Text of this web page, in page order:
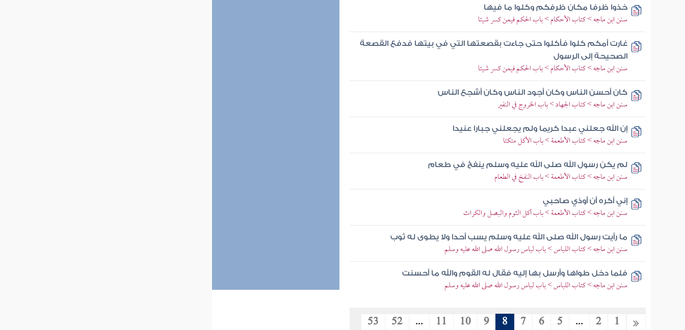
خذوا ظرفا مكان ظرفكم وكلوا ما فيها
سنن ابن ماجه > كتاب الأحكام > باب الحكم فيمن كسر شيئا
غارت أمكم كلوا فأكلوا حتى جاءت بقصعتها التي في بيتها فدفع القصعة
الصحيحة إلى الرسول
سنن ابن ماجه > كتاب الأحكام > باب الحكم فيمن كسر شيئا
كان أحسن الناس وكان أجود الناس وكان أشجع الناس
سنن ابن ماجه > كتاب الجهاد > باب الخروج في النفير
إن الله جعلني عبدا كريما ولم يجعلني جبارا عنيدا
سنن ابن ماجه > كتاب الأطعمة > باب الأكل متكئا
لم يكن رسول الله صلى الله عليه وسلم ينفخ في طعام
سنن ابن ماجه > كتاب الأطعمة > باب النفخ في الطعام
إني أكره أن أوذي صاحبي
سنن ابن ماجه > كتاب الأطعمة > باب أكل الثوم والبصل والكراث
ما رأيت رسول الله صلى الله عليه وسلم يسب أحدا ولا يطوى له ثوب
سنن ابن ماجه > كتاب اللباس > باب لباس رسول الله صلى الله عليه وسلم
فلما دخل طواها وأرسل بها إليه فقال له القوم والله ما أحسنت
سنن ابن ماجه > كتاب اللباس > باب لباس رسول الله صلى الله عليه وسلم
1
2
...
5
6
7
8
9
10
11
...
52
53